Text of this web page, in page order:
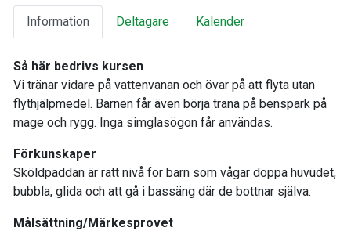
Information Deltagare Kalender
Så här bedrivs kursen
Vi tränar vidare på vattenvanan och övar på att flyta utan
flythjälpmedel. Barnen får även börja träna på benspark på
mage och rygg. Inga simglasögon får användas.
Förkunskaper
Sköldpaddan är rätt nivå för barn som vågar doppa huvudet,
bubbla, glida och att gå i bassäng där de bottnar själva.
Målsättning/Märkesprovet